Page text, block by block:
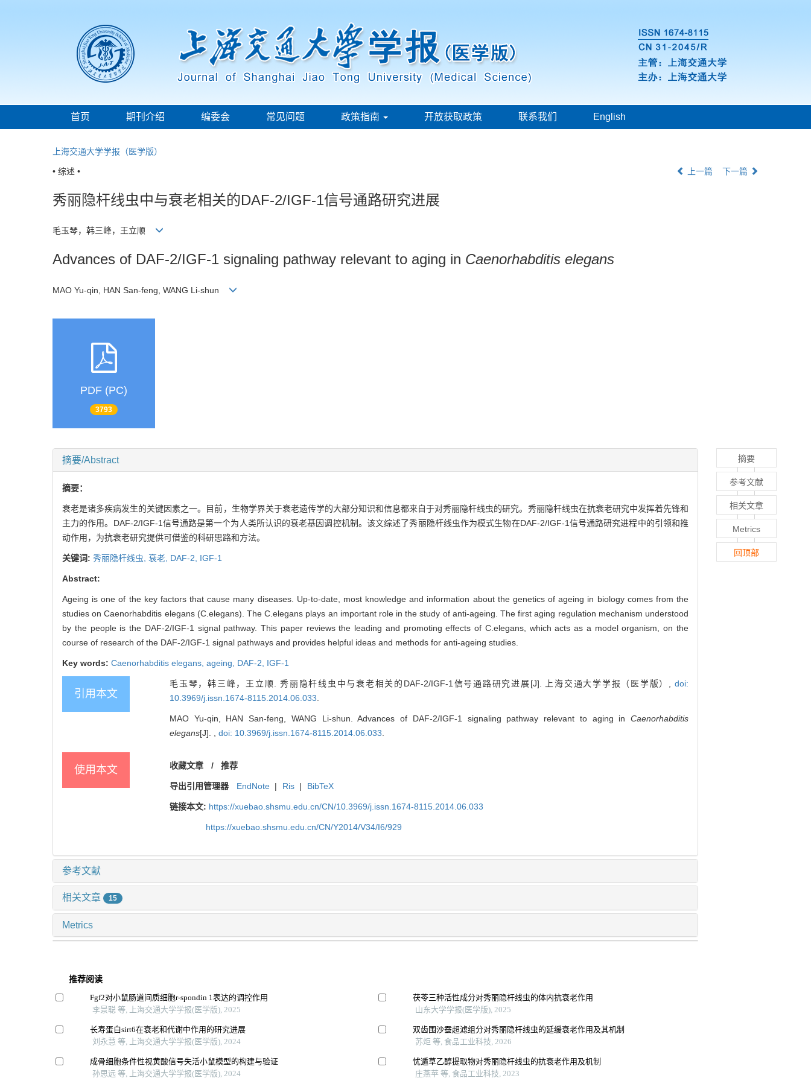
首页 期刊介绍 编委会 常见问题 政策指南 开放获取政策 联系我们 English
上海交通大学学报（医学版）
• 综述 • 上一篇 下一篇
秀丽隐杆线虫中与衰老相关的DAF-2/IGF-1信号通路研究进展
毛玉琴，韩三峰，王立顺
Advances of DAF-2/IGF-1 signaling pathway relevant to aging in Caenorhabditis elegans
MAO Yu-qin, HAN San-feng, WANG Li-shun
PDF (PC)
3793
摘要/Abstract
摘要：
衰老是诸多疾病发生的关键因素之一。目前，生物学界关于衰老遗传学的大部分知识和信息都来自于对秀丽隐杆线虫的研究。秀丽隐杆线虫在抗衰老研究中发挥着先锋和
主力的作用。DAF-2/IGF-1信号通路是第一个为人类所认识的衰老基因调控机制。该文综述了秀丽隐杆线虫作为模式生物在DAF-2/IGF-1信号通路研究进程中的引领和推
动作用，为抗衰老研究提供可借鉴的科研思路和方法。
关键词: 秀丽隐杆线虫, 衰老, DAF-2, IGF-1
Abstract:
Ageing is one of the key factors that cause many diseases. Up-to-date, most knowledge and information about the genetics of ageing in biology comes from the
studies on Caenorhabditis elegans (C.elegans). The C.elegans plays an important role in the study of anti-ageing. The first aging regulation mechanism understood
by the people is the DAF-2/IGF-1 signal pathway. This paper reviews the leading and promoting effects of C.elegans, which acts as a model organism, on the
course of research of the DAF-2/IGF-1 signal pathways and provides helpful ideas and methods for anti-ageing studies.
Key words: Caenorhabditis elegans, ageing, DAF-2, IGF-1
引用本文
毛玉琴，韩三峰，王立顺. 秀丽隐杆线虫中与衰老相关的DAF-2/IGF-1信号通路研究进展[J]. 上海交通大学学报（医学版）, doi:
10.3969/j.issn.1674-8115.2014.06.033.
MAO Yu-qin, HAN San-feng, WANG Li-shun. Advances of DAF-2/IGF-1 signaling pathway relevant to aging in Caenorhabditis
elegans[J]. , doi: 10.3969/j.issn.1674-8115.2014.06.033.
使用本文 收藏文章 / 推荐
导出引用管理器 EndNote | Ris | BibTeX
链接本文: https://xuebao.shsmu.edu.cn/CN/10.3969/j.issn.1674-8115.2014.06.033
https://xuebao.shsmu.edu.cn/CN/Y2014/V34/I6/929
参考文献
相关文章 15
Metrics
推荐阅读
Fgf2对小鼠肠道间质细胞r-spondin 1表达的调控作用
李景聪 等, 上海交通大学学报(医学版), 2025
长寿蛋白sirt6在衰老和代谢中作用的研究进展
刘永慧 等, 上海交通大学学报(医学版), 2024
成骨细胞条件性视黄酸信号失活小鼠模型的构建与验证
孙思远 等, 上海交通大学学报(医学版), 2024
茯苓三种活性成分对秀丽隐杆线虫的体内抗衰老作用
山东大学学报(医学版), 2025
双齿围沙蚕超滤组分对秀丽隐杆线虫的延缓衰老作用及其机制
苏炬 等, 食品工业科技, 2026
忧遁草乙醇提取物对秀丽隐杆线虫的抗衰老作用及机制
庄燕苹 等, 食品工业科技, 2023
摘要
参考文献
相关文章
Metrics
回顶部